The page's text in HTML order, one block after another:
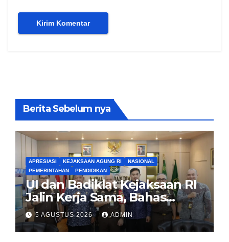
Berita Sebelum nya
APRESIASI KEJAKSAAN AGUNG RI
NASIONAL
PEMERINTAHAN
PENDIDIKAN
UI dan Badiklat Kejaksaan RI
Jalin Kerja Sama, Bahas
Pembentukan Pusat Studi
Kajian Kejaksaan
5 AGUSTUS 2026 ADMIN